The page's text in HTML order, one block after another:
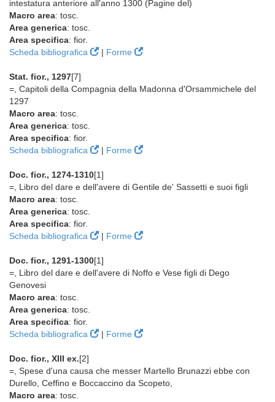
intestatura anteriore all'anno 1300 (Pagine del)
Macro area: tosc.
Area generica: tosc.
Area specifica: fior.
Scheda bibliografica
| Forme
Stat. fior., 1297[7]
=, Capitoli della Compagnia della Madonna d'Orsammichele del
1297
Macro area: tosc.
Area generica: tosc.
Area specifica: fior.
Scheda bibliografica
| Forme
Doc. fior., 1274-1310[1]
=, Libro del dare e dell'avere di Gentile de' Sassetti e suoi figli
Macro area: tosc.
Area generica: tosc.
Area specifica: fior.
Scheda bibliografica
| Forme
Doc. fior., 1291-1300[1]
=, Libro del dare e dell'avere di Noffo e Vese figli di Dego
Genovesi
Macro area: tosc.
Area generica: tosc.
Area specifica: fior.
Scheda bibliografica
| Forme
Doc. fior., XIII ex.[2]
=, Spese d'una causa che messer Martello Brunazzi ebbe con
Durello, Ceffino e Boccaccino da Scopeto,
Macro area: tosc.